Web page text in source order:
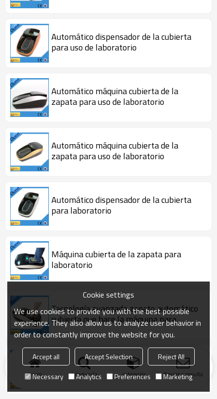
Automático dispensador de la cubierta
para uso de laboratorio
Automático máquina cubierta de la
zapata para uso de laboratorio
Automático máquina cubierta de la
zapata para uso de laboratorio
Automático dispensador de la cubierta
para laboratorio
Máquina cubierta de la zapata para
laboratorio
Tecnología avanzada zapato automático
cubierta que hace la máquina para
laboratorio
Automático máquina cubierta de la
zapata para laboratorio de zapatos
Inicio búsqueda categoría Enviar consulta
Cookie settings
We use cookies to provide you with the best possible
experience. They also allow us to analyze user behavior in
order to constantly improve the website for you.
Accept all Accept Selection
Reject All
Necessary
Analytics Preferences Marketing